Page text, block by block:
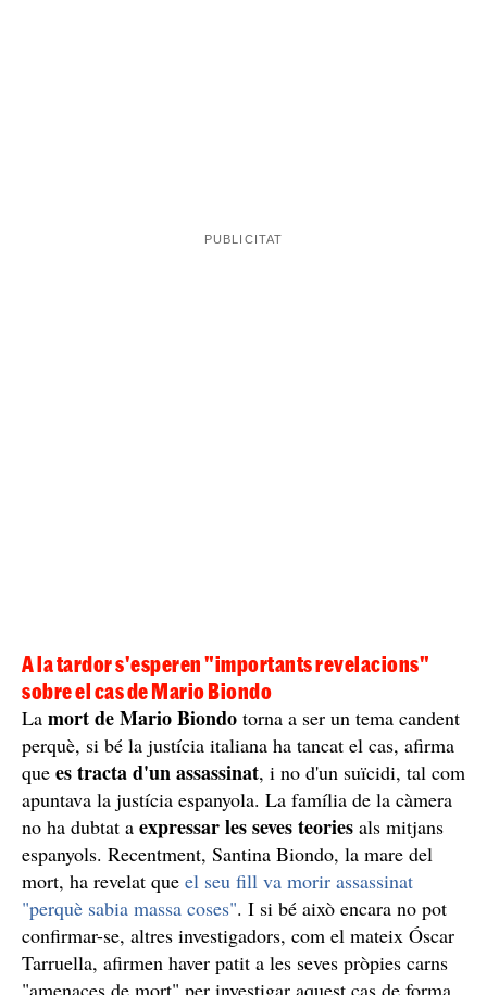
A la tardor s'esperen "importants revelacions"
sobre el cas de Mario Biondo
La mort de Mario Biondo torna a ser un tema candent
perquè, si bé la justícia italiana ha tancat el cas, afirma
que es tracta d'un assassinat, i no d'un suïcidi, tal com
apuntava la justícia espanyola. La família de la càmera
no ha dubtat a expressar les seves teories als mitjans
espanyols. Recentment, Santina Biondo, la mare del
mort, ha revelat que el seu fill va morir assassinat
"perquè sabia massa coses". I si bé això encara no pot
confirmar-se, altres investigadors, com el mateix Óscar
Tarruella, afirmen haver patit a les seves pròpies carns
"amenaces de mort" per investigar aquest cas de forma